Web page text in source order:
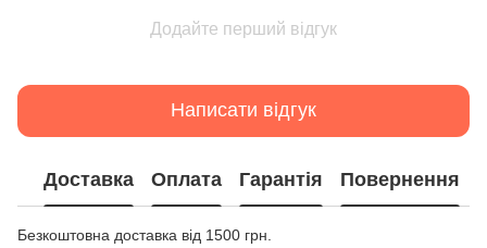
Додайте перший відгук
Написати відгук
Доставка Оплата Гарантія Повернення
Безкоштовна доставка від 1500 грн.